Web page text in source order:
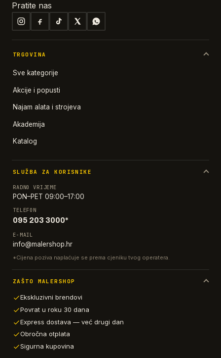
Pratite nas
TRGOVINA
Sve kategorije
Akcije i popusti
Najam alata i strojeva
Akademija
Katalog
SLUŽBA ZA KORISNIKE
RADNO VRIJEME
PON–PET 09:00–17:00
TELEFON
095 203 3000*
E-MAIL
info@malershop.hr
*Cijena poziva naplaćuje se prema cjeniku tvog operatera.
ZAŠTO MALERSHOP
Ekskluzivni brendovi
Povrat u roku 30 dana
Express dostava — već drugi dan
Obročna otplata
Sigurna kupovina